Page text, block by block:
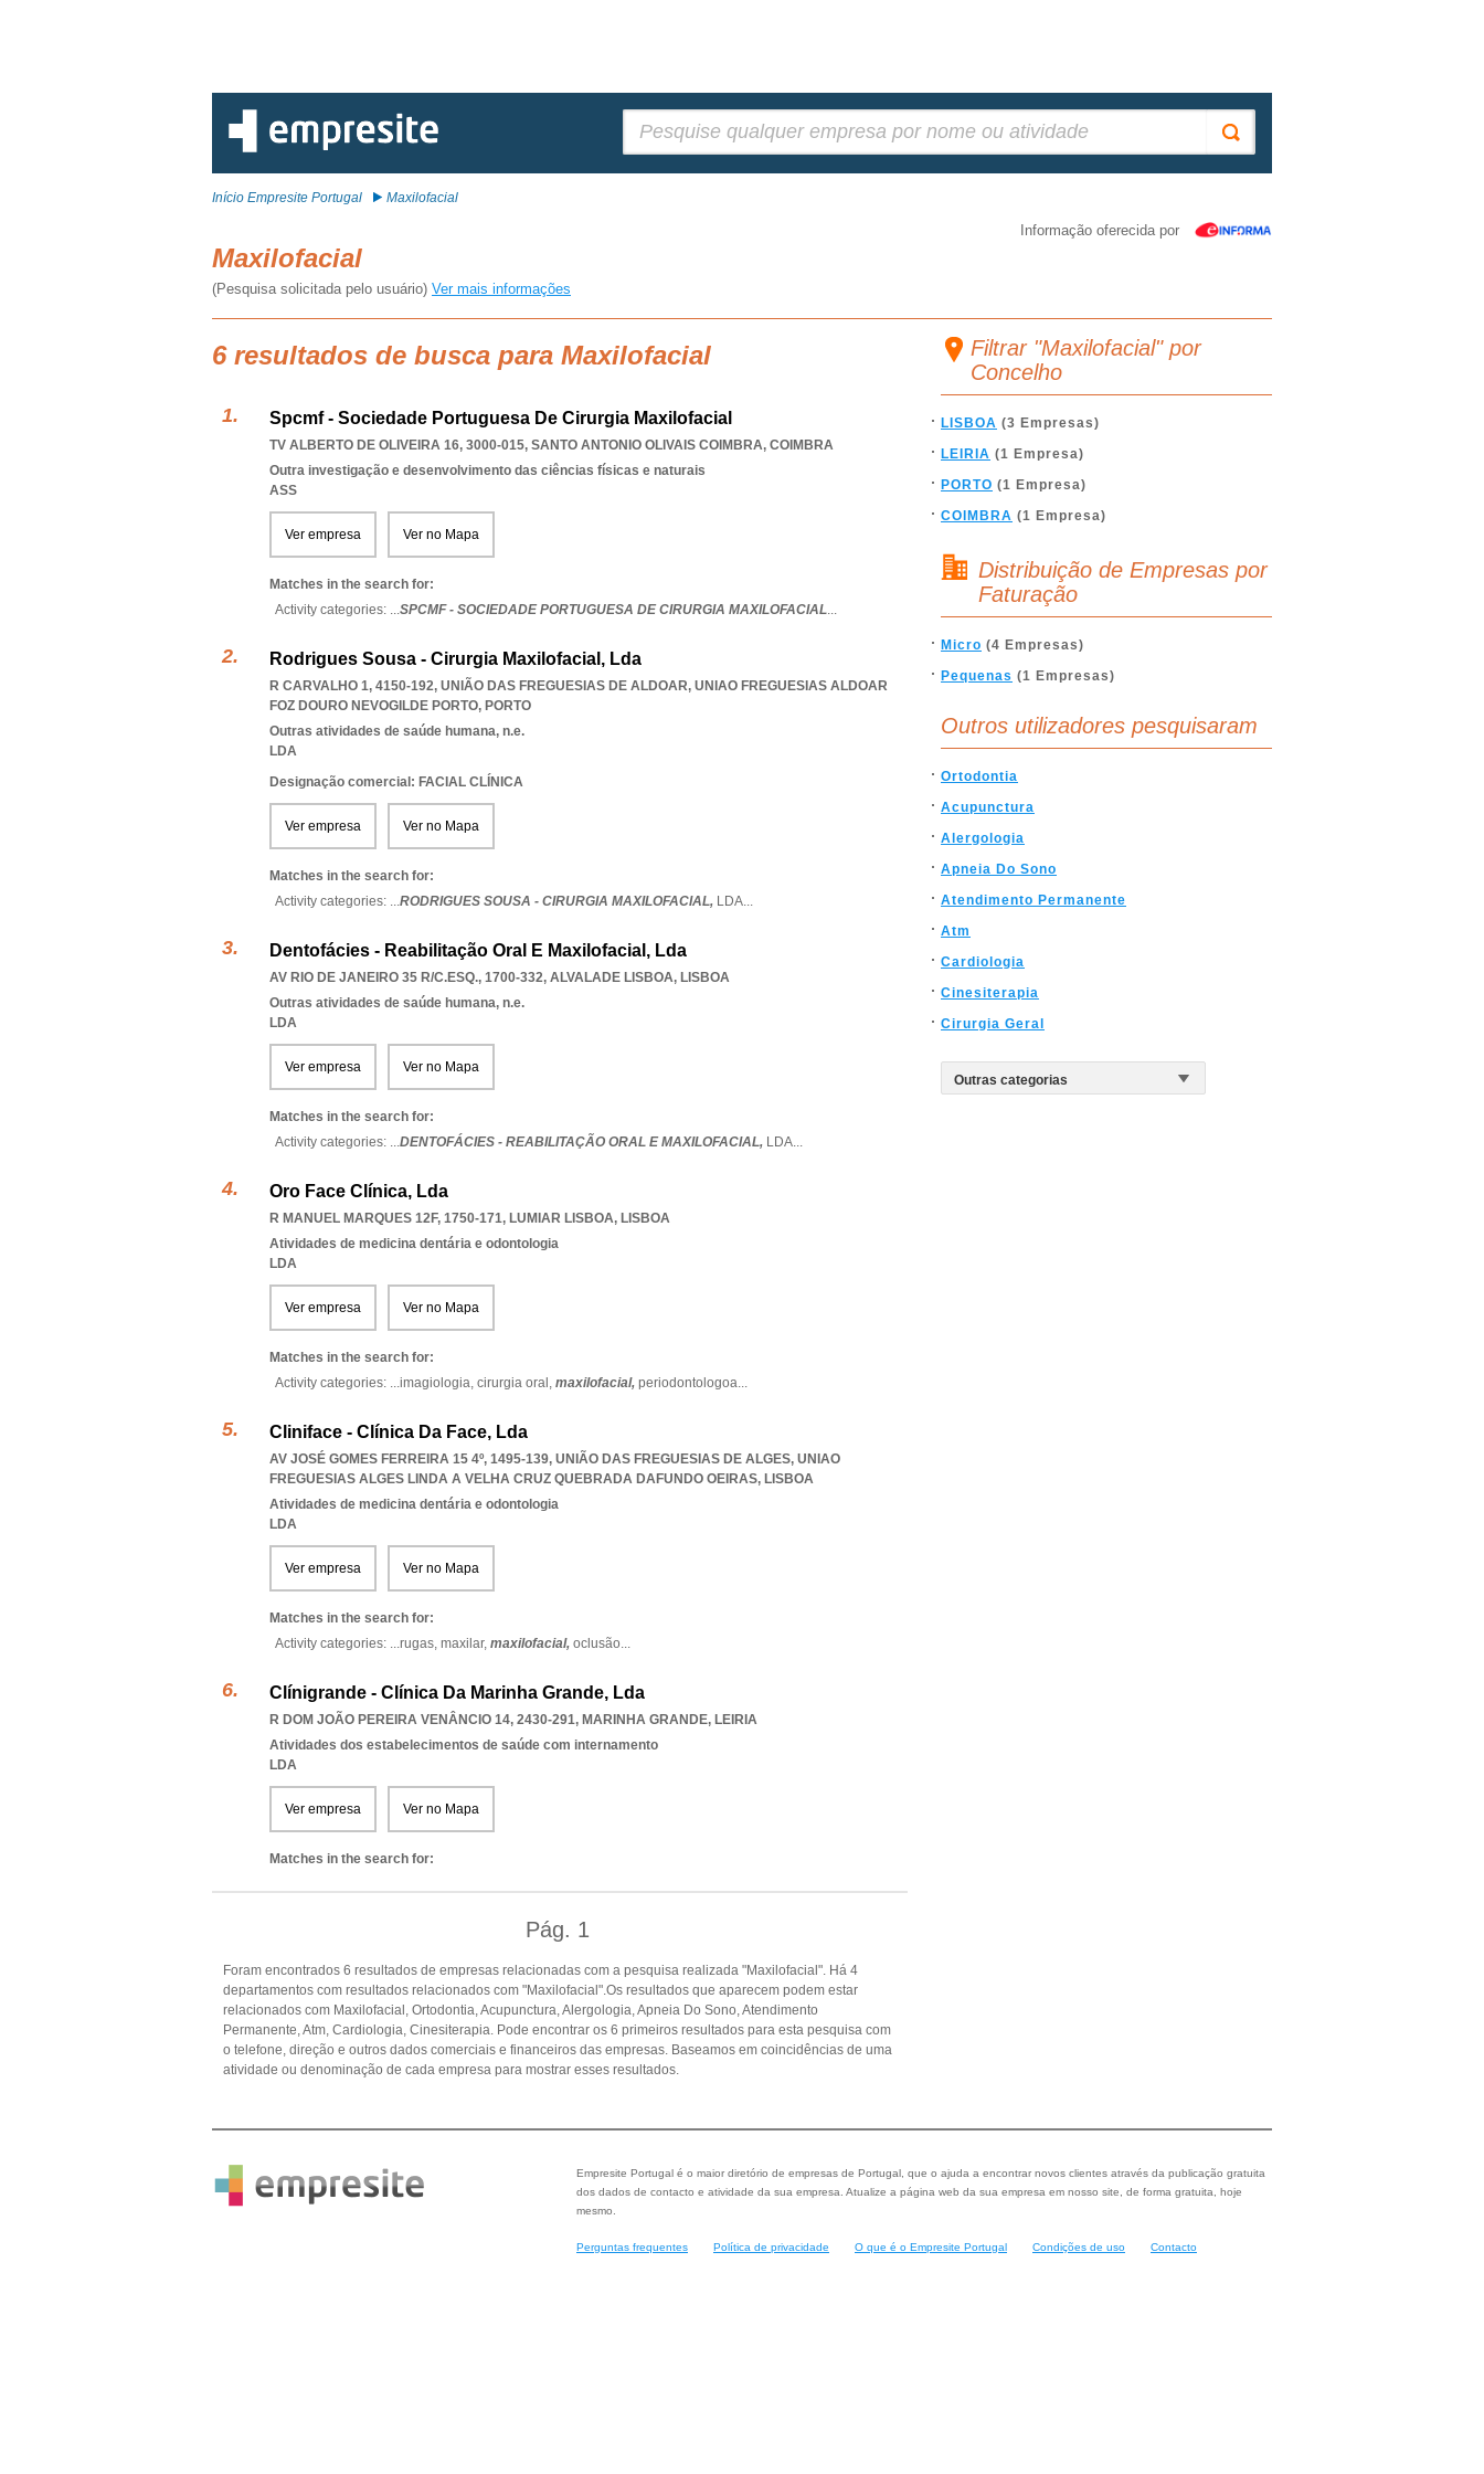
Início Empresite Portugal Maxilofacial
Informação oferecida por
Maxilofacial
(Pesquisa solicitada pelo usuário) Ver mais informações
6 resultados de busca para Maxilofacial
Spcmf - Sociedade Portuguesa De Cirurgia Maxilofacial
TV ALBERTO DE OLIVEIRA 16, 3000-015, SANTO ANTONIO OLIVAIS COIMBRA, COIMBRA
Outra investigação e desenvolvimento das ciências físicas e naturais
ASS
Ver empresa Ver no Mapa
Matches in the search for:
Activity categories: ...SPCMF - SOCIEDADE PORTUGUESA DE CIRURGIA MAXILOFACIAL...
Rodrigues Sousa - Cirurgia Maxilofacial, Lda
R CARVALHO 1, 4150-192, UNIÃO DAS FREGUESIAS DE ALDOAR, UNIAO FREGUESIAS ALDOAR
FOZ DOURO NEVOGILDE PORTO, PORTO
Outras atividades de saúde humana, n.e.
LDA
Designação comercial: FACIAL CLÍNICA
Ver empresa Ver no Mapa
Matches in the search for:
Activity categories: ...RODRIGUES SOUSA - CIRURGIA MAXILOFACIAL, LDA...
Dentofácies - Reabilitação Oral E Maxilofacial, Lda
AV RIO DE JANEIRO 35 R/C.ESQ., 1700-332, ALVALADE LISBOA, LISBOA
Outras atividades de saúde humana, n.e.
LDA
Ver empresa Ver no Mapa
Matches in the search for:
Activity categories: ...DENTOFÁCIES - REABILITAÇÃO ORAL E MAXILOFACIAL, LDA...
Oro Face Clínica, Lda
R MANUEL MARQUES 12F, 1750-171, LUMIAR LISBOA, LISBOA
Atividades de medicina dentária e odontologia
LDA
Ver empresa Ver no Mapa
Matches in the search for:
Activity categories: ...imagiologia, cirurgia oral, maxilofacial, periodontologoa...
Cliniface - Clínica Da Face, Lda
AV JOSÉ GOMES FERREIRA 15 4º, 1495-139, UNIÃO DAS FREGUESIAS DE ALGES, UNIAO
FREGUESIAS ALGES LINDA A VELHA CRUZ QUEBRADA DAFUNDO OEIRAS, LISBOA
Atividades de medicina dentária e odontologia
LDA
Ver empresa Ver no Mapa
Matches in the search for:
Activity categories: ...rugas, maxilar, maxilofacial, oclusão...
Clínigrande - Clínica Da Marinha Grande, Lda
R DOM JOÃO PEREIRA VENÂNCIO 14, 2430-291, MARINHA GRANDE, LEIRIA
Atividades dos estabelecimentos de saúde com internamento
LDA
Ver empresa Ver no Mapa
Matches in the search for:
Pág. 1
Foram encontrados 6 resultados de empresas relacionadas com a pesquisa realizada "Maxilofacial". Há 4
departamentos com resultados relacionados com "Maxilofacial".Os resultados que aparecem podem estar
relacionados com Maxilofacial, Ortodontia, Acupunctura, Alergologia, Apneia Do Sono, Atendimento
Permanente, Atm, Cardiologia, Cinesiterapia. Pode encontrar os 6 primeiros resultados para esta pesquisa com
o telefone, direção e outros dados comerciais e financeiros das empresas. Baseamos em coincidências de uma
atividade ou denominação de cada empresa para mostrar esses resultados.
Filtrar "Maxilofacial" por
Concelho
LISBOA (3 Empresas)
LEIRIA (1 Empresa)
PORTO (1 Empresa)
COIMBRA (1 Empresa)
Distribuição de Empresas por
Faturação
Micro (4 Empresas)
Pequenas (1 Empresas)
Outros utilizadores pesquisaram
Ortodontia
Acupunctura
Alergologia
Apneia Do Sono
Atendimento Permanente
Atm
Cardiologia
Cinesiterapia
Cirurgia Geral
Empresite Portugal é o maior diretório de empresas de Portugal, que o ajuda a encontrar novos clientes através da publicação gratuita
dos dados de contacto e atividade da sua empresa. Atualize a página web da sua empresa em nosso site, de forma gratuita, hoje
mesmo.
Perguntas frequentes Política de privacidade O que é o Empresite Portugal Condições de uso Contacto